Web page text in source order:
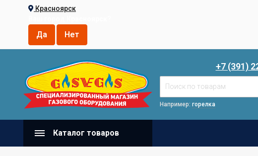
Красноярск
+7 (391)
Например: горелка
Каталог товаров